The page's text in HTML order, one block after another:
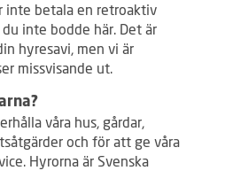
inte betala en retroaktiv
inte bodde här. Det är
hyresavi, men vi är
missvisande ut.
våra hus, gårdar,
och för att ge våra
Hyrorna är Svenska